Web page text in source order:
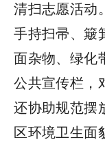
清扫志愿活动
手持扫帚、簸
面杂物、绿化
公共宣传栏，
还协助规范摆
区环境卫生面